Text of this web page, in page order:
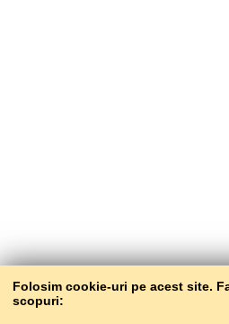
Folosim cookie-uri pe acest site.
scopuri: